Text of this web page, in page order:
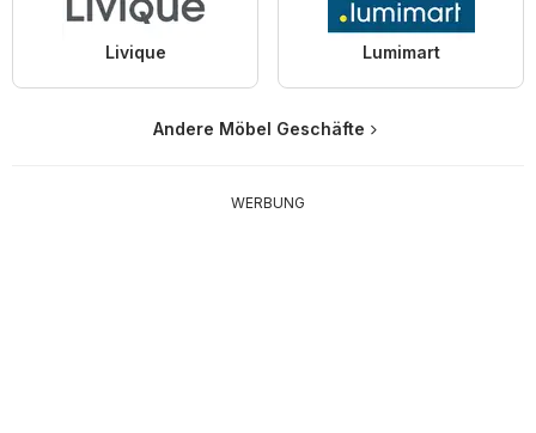
Livique Lumimart
Andere Möbel Geschäfte
WERBUNG